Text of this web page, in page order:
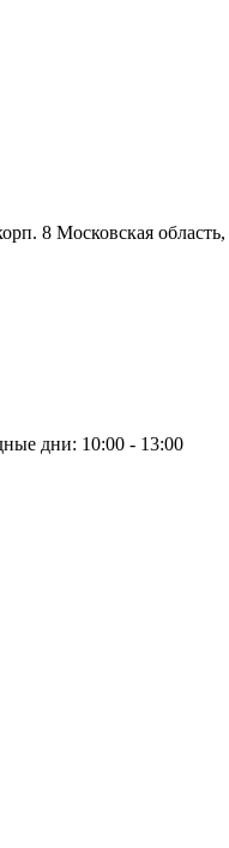
8 Московская
дни: 10:00 - 13:00